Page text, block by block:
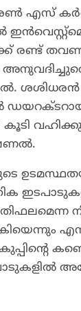
എസ്